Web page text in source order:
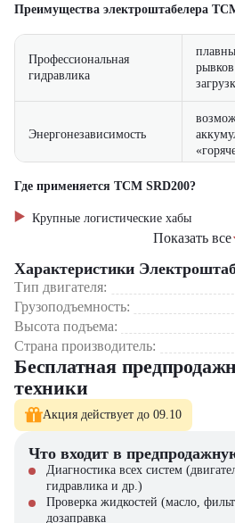
Преимущества электроштабелера
Профессиональная
гидравлика
Энергонезависимость
Технология SmartDrive
Где применяется TCM SRD200?
Крупные логистические хабы
Производства тяжелой
Сельскохозяйственные комплексы
Оптовые распределительные центры
Почему стоит выбрать TCM SRD200?
Система автоматического
4 рабочих режима (Точный/ЭКО/
Усиленные стальные ролики с
LED-освещение профессионального
Компания "ЦТО" – официальный
У нас вы найдете: широкий выбор
погрузчиков, малой складской
запчасти для долгосрочной
консультации по выбору техники.
Показать все
Характеристики
Тип двигателя:
Грузоподъемность:
Высота подъема:
Страна производитель:
Бесплатная
техники
Акция действует до 09.10
Что входит в
Диагностика всех систем
гидравлика и др.)
Проверка жидкостей (масло,
дозаправка